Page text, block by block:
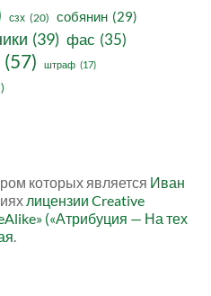
сзх (20) собянин (29)
(39) фас (35)
(57) штраф (17)
которых является Иван
лицензии Creative
(«Атрибуция — На тех
.